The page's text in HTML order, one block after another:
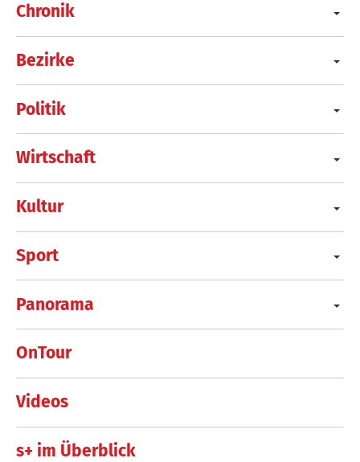
Chronik
Bezirke
Politik
Wirtschaft
Kultur
Sport
Panorama
OnTour
Videos
s+ im Überblick